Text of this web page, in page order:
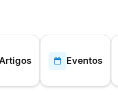
Eventos